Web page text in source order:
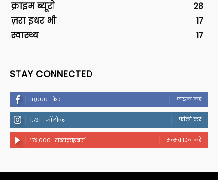
क्राइम ब्यूरो
28
ज़रा इधर भी
17
स्वास्थ्य
17
STAY CONNECTED
18,000 फैंस लाइक करें
1,791 फॉलोवर फॉलो करें
179,000 सब्सक्राइबर्स सब्सक्राइब करें